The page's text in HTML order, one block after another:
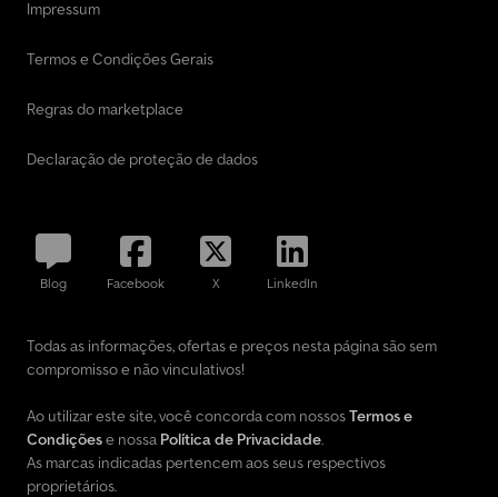
Impressum
Termos e Condições Gerais
Regras do marketplace
Declaração de proteção de dados
Blog Facebook X LinkedIn
Todas as informações, ofertas e preços nesta página são sem
compromisso e não vinculativos!
Ao utilizar este site, você concorda com nossosTermos e
Condiçõese nossa Política de Privacidade.
As marcas indicadas pertencem aos seus respectivos
proprietários.